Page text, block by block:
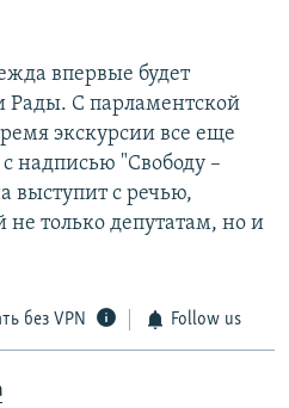
впервые будет
Рады. С парламентской
экскурсии все еще
надписью "Свободу –
выступит с речью,
не только депутатам, но и
без VPN Follow us